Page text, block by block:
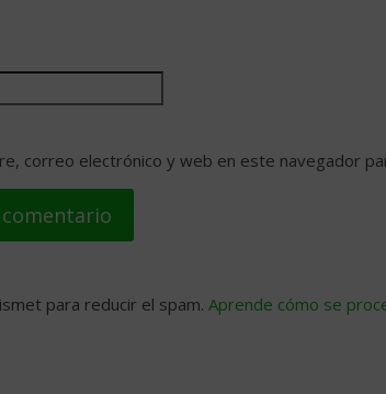
correo electrónico y web en este navegador
para reducir el spam. Aprende cómo se